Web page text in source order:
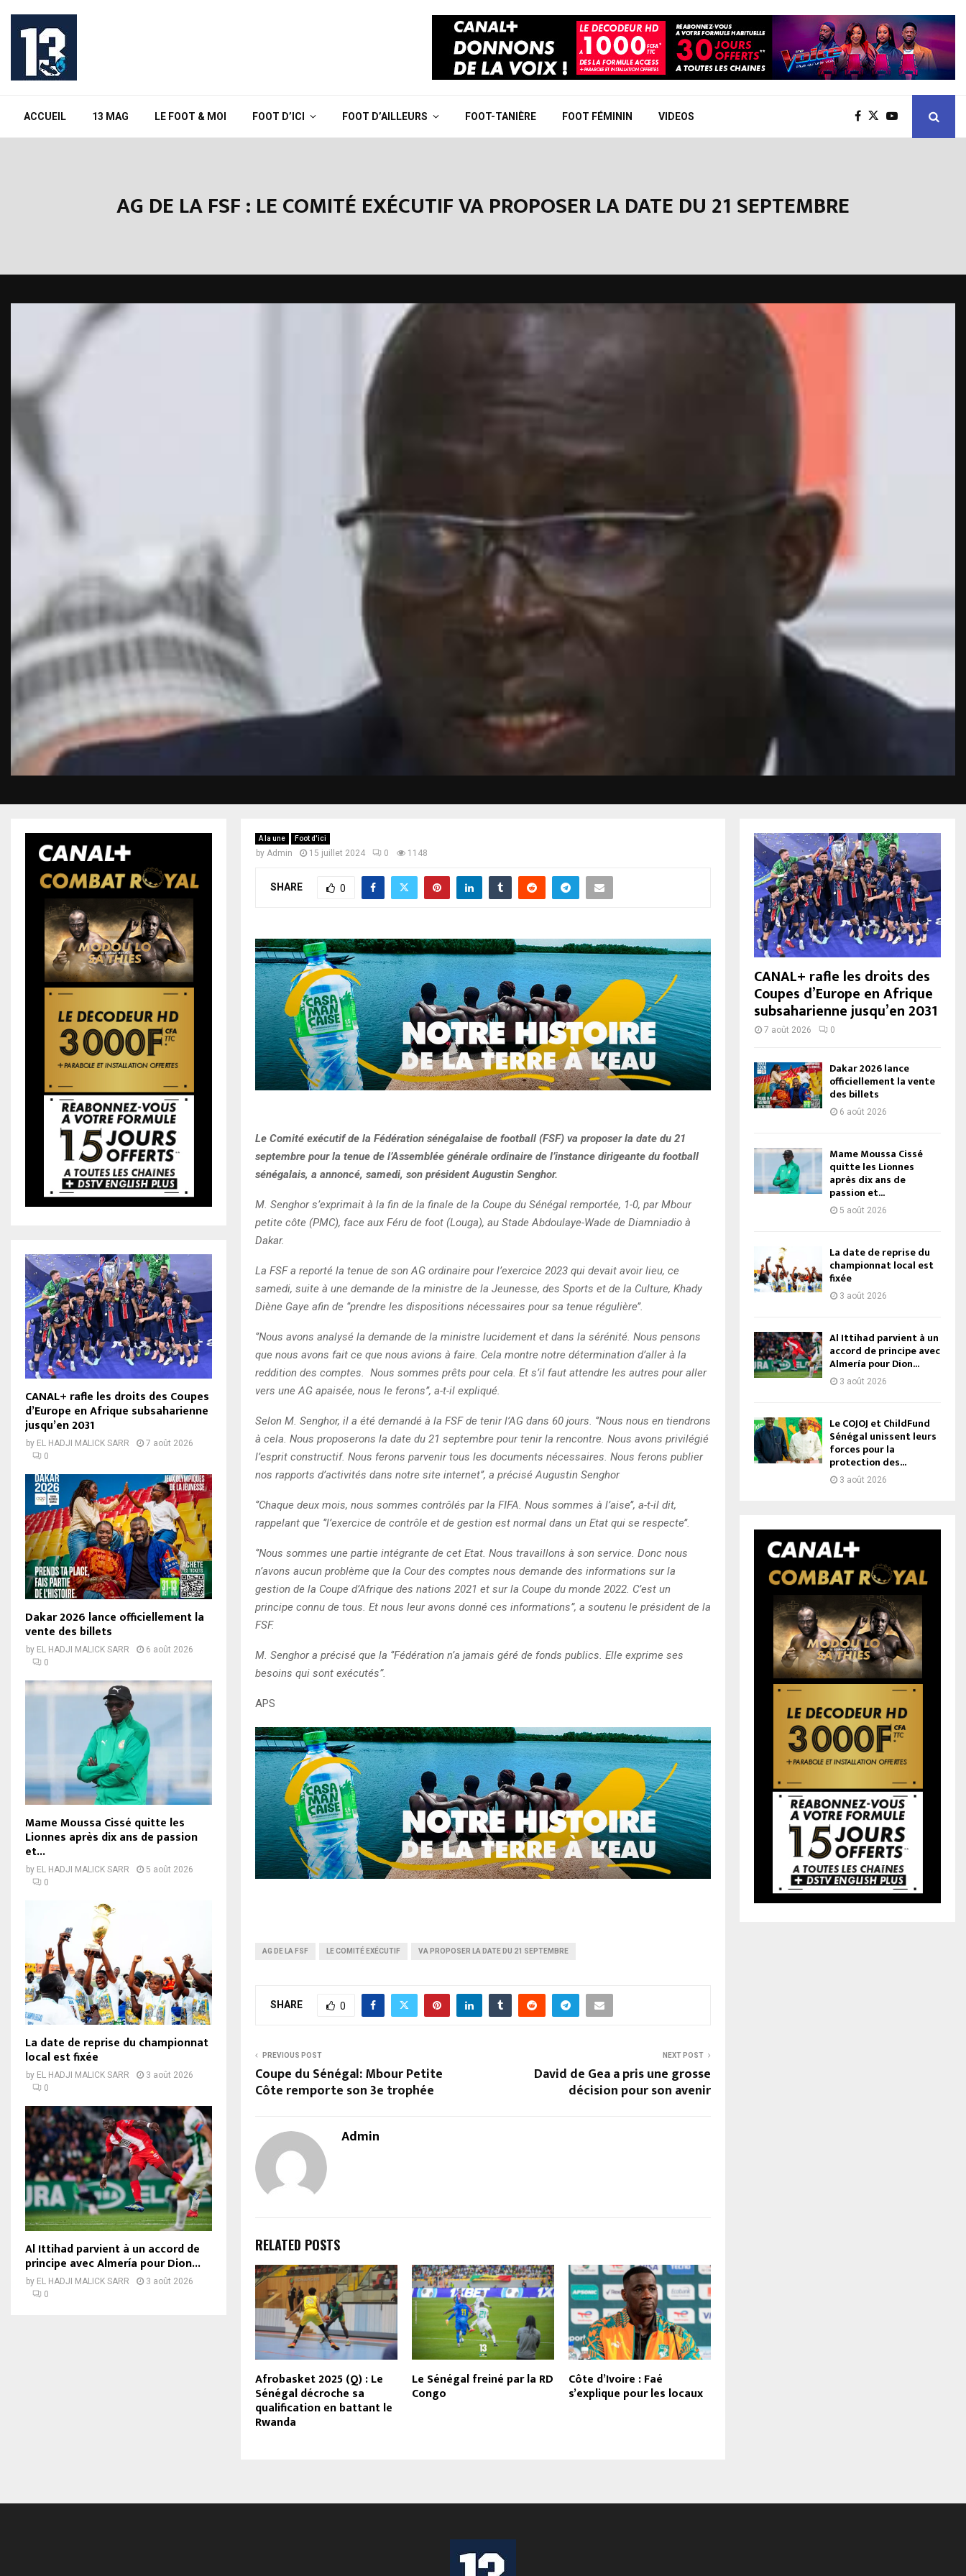
ACCUEIL 13 MAG LE FOOT & MOI FOOT D’ICI FOOT D’AILLEURS FOOT-TANIÈRE FOOT FÉMININ VIDEOS
AG DE LA FSF : LE COMITÉ EXÉCUTIF VA PROPOSER LA DATE DU 21 SEPTEMBRE
A la une Foot d'ici
by Admin 15 juillet 2024 0 1148
SHARE 0
Le Comité exécutif de la Fédération sénégalaise de football (FSF) va proposer la date du 21
septembre pour la tenue de l’Assemblée générale ordinaire de l’instance dirigeante du football
sénégalais, a annoncé, samedi, son président Augustin Senghor.
M. Senghor s’exprimait à la fin de la finale de la Coupe du Sénégal remportée, 1-0, par Mbour
petite côte (PMC), face aux Féru de foot (Louga), au Stade Abdoulaye-Wade de Diamniadio à
Dakar.
La FSF a reporté la tenue de son AG ordinaire pour l’exercice 2023 qui devait avoir lieu, ce
samedi, suite à une demande de la ministre de la Jeunesse, des Sports et de la Culture, Khady
Diène Gaye afin de ‘’prendre les dispositions nécessaires pour sa tenue régulière’’.
‘’Nous avons analysé la demande de la ministre lucidement et dans la sérénité. Nous pensons
que nous avons fait ce que nous avions à faire. Cela montre notre détermination d’aller à la
reddition des comptes. Nous sommes prêts pour cela. Et s’il faut attendre les autres pour aller
vers une AG apaisée, nous le ferons’’, a-t-il expliqué.
Selon M. Senghor, il a été demandé à la FSF de tenir l’AG dans 60 jours. ‘’Nous nous en tiendrons
à cela. Nous proposerons la date du 21 septembre pour tenir la rencontre. Nous avons privilégié
l’esprit constructif. Nous ferons parvenir tous les documents nécessaires. Nous ferons publier
nos rapports d’activités dans notre site internet’’, a précisé Augustin Senghor
‘’Chaque deux mois, nous sommes contrôlés par la FIFA. Nous sommes à l’aise’’, a-t-il dit,
rappelant que ‘’l’exercice de contrôle et de gestion est normal dans un Etat qui se respecte’’.
‘’Nous sommes une partie intégrante de cet Etat. Nous travaillons à son service. Donc nous
n’avons aucun problème que la Cour des comptes nous demande des informations sur la
gestion de la Coupe d’Afrique des nations 2021 et sur la Coupe du monde 2022. C’est un
principe connu de tous. Et nous leur avons donné ces informations”, a soutenu le président de la
FSF.
M. Senghor a précisé que la ‘’Fédération n’a jamais géré de fonds publics. Elle exprime ses
besoins qui sont exécutés”.
APS
AG DE LA FSF LE COMITÉ EXÉCUTIF VA PROPOSER LA DATE DU 21 SEPTEMBRE
SHARE 0
PREVIOUS POST
Coupe du Sénégal: Mbour Petite
Côte remporte son 3e trophée
NEXT POST
David de Gea a pris une grosse
décision pour son avenir
Admin
RELATED POSTS
Afrobasket 2025 (Q) : Le
Sénégal décroche sa
qualification en battant le
Rwanda
Le Sénégal freiné par la RD
Congo
Côte d’Ivoire : Faé
s’explique pour les locaux
CANAL+ rafle les droits des Coupes
d’Europe en Afrique subsaharienne
jusqu’en 2031
by EL HADJI MALICK SARR
7 août 2026
0
Dakar 2026 lance officiellement la
vente des billets
by EL HADJI MALICK SARR
6 août 2026
0
Mame Moussa Cissé quitte les
Lionnes après dix ans de passion
et...
by EL HADJI MALICK SARR
5 août 2026
0
La date de reprise du championnat
local est fixée
by EL HADJI MALICK SARR
3 août 2026
0
Al Ittihad parvient à un accord de
principe avec Almería pour Dion...
by EL HADJI MALICK SARR
3 août 2026
0
CANAL+ rafle les droits des
Coupes d’Europe en Afrique
subsaharienne jusqu’en 2031
7 août 2026 0
Dakar 2026 lance
officiellement la vente
des billets
6 août 2026
Mame Moussa Cissé
quitte les Lionnes
après dix ans de
passion et...
5 août 2026
La date de reprise du
championnat local est
fixée
3 août 2026
Al Ittihad parvient à un
accord de principe avec
Almería pour Dion...
3 août 2026
Le COJOJ et ChildFund
Sénégal unissent leurs
forces pour la
protection des...
3 août 2026